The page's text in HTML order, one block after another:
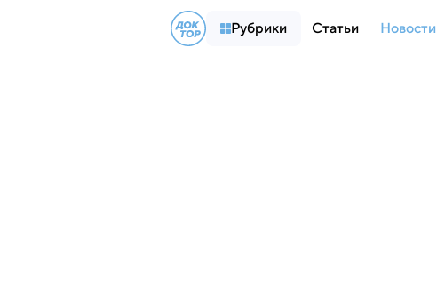
Рубрики Статьи Новости